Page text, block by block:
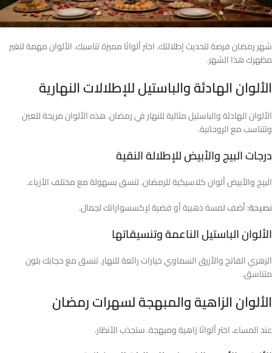
شهر رمضان فرصة لتحديث إطلالتك. اختر ألوانًا مميزة تناسبك. الألوان مهمة لتغير
مظهرك هذا الشهر.
الألوان الهادئة والباستيل للإطلالات النهارية
الألوان الهادئة والباستيل مثالية للنهار في رمضان. هذه الألوان مريحة للعين
وتتناسب مع الروحانية.
درجات البيج والأبيض للإطلالة النقية
البيج والأبيض ألوان كلاسيكية للرمضان. تنسق بسهولة مع مختلف الأزياء.
نصيحة:أضف لمسة ذهبية أو فضية لإكسسواراتك لجمال.
الألوان الباستيل الناعمة وتنسيقاتها
الزهري الفاتح والأزرق السماوي خيارات رائعة للنهار. تنسق مع حجابك بلون
متناسق.
الألوان الزاهية والمبهجة لسهرات رمضان
عند المساء، اختر ألوانًا زاهية ومبهجة. ستجذب الأنظار.